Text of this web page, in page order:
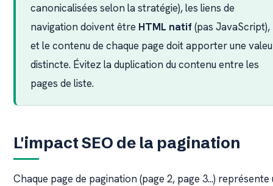
canonicalisées selon la stratégie), les liens de
navigation doivent être HTML natif(pas JavaScript),
et le contenu de chaque page doit apporter une
distincte. Évitez la duplication du contenu entre les
pages de liste.
L'impact SEO de la pagination
Chaque page de pagination (page 2, page 3...) représente